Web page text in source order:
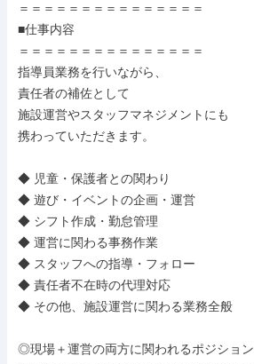
＝＝＝＝＝＝＝＝＝＝＝＝＝＝＝
■仕事内容
＝＝＝＝＝＝＝＝＝＝＝＝＝＝＝
指導員業務を行いながら、
責任者の補佐として
施設運営やスタッフマネジメントにも
携わっていただきます。
◆ 児童・保護者との関わり
◆ 遊び・イベントの企画・運営
◆ シフト作成・勤怠管理
◆ 運営に関わる事務作業
◆ スタッフへの指導・フォロー
◆ 責任者不在時の代理対応
◆ その他、施設運営に関わる業務全般
◎現場＋運営の両方に関われるポジション